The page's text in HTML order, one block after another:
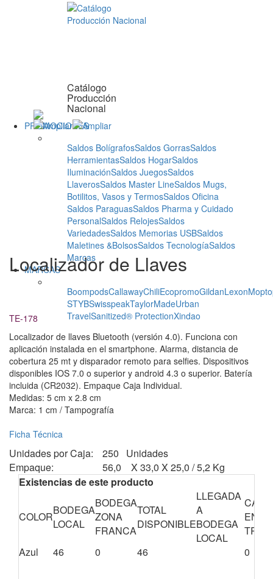
Catálogo
Producción
Nacional
PROMOCIONES
Saldos BolígrafosSaldos GorrasSaldos
HerramientasSaldos HogarSaldos
IluminaciónSaldos JuegosSaldos
LlaverosSaldos Master LineSaldos Mugs,
Botilitos, Vasos y TermosSaldos Oficina
Saldos ParaguasSaldos Pharma y Cuidado
PersonalSaldos RelojesSaldos
VariedadesSaldos Memorias USBSaldos
Maletines &BolsosSaldos TecnologíaSaldos
Marcas
MARCAS
BoompodsCallawayChiliEcopromoGildanLexon
STYBSwisspeakTaylorMadeUrban
TravelSanitized® ProtectionXindao
Localizador de Llaves
TE-178
Localizador de llaves Bluetooth (versión 4.0). Funciona con
aplicación instalada en el smartphone. Alarma, distancia de
cobertura 25 mt y disparador remoto para selfies. Dispositivos
disponibles IOS 7.0 o superior y android 4.3 o superior. Batería
incluida (CR2032). Empaque Caja Individual.
Medidas: 5 cm x 2.8 cm
Marca: 1 cm / Tampografía
Ficha Técnica
Unidades por Caja:
250 Unidades
Empaque:
56,0 X 33,0 X 25,0 / 5,2 Kg
Existencias de este producto
COLORBODEGA
LOCAL
BODEGA
ZONA
FRANCA
TOTAL
DISPONIBLE
LLEGADA
A
BODEGA
LOCAL
EN
Azul
46 0 46 0